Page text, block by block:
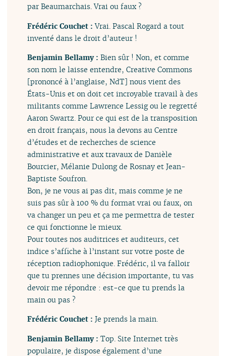
par Beaumarchais. Vrai ou faux ?
Frédéric Couchet :Vrai. Pascal Rogard a tout
inventé dans le droit d’auteur !
Benjamin Bellamy :Bien sûr ! Non, et comme
son nom le laisse entendre, Creative Commons
[prononcé à l’anglaise, NdT] nous vient des
États-Unis et on doit cet incroyable travail à des
militants comme Lawrence Lessig ou le regretté
Aaron Swartz. Pour ce qui est de la transposition
en droit français, nous la devons au Centre
d’études et de recherches de science
administrative et aux travaux de Danièle
Bourcier, Mélanie Dulong de Rosnay et Jean-
Baptiste Soufron.
Bon, je ne vous ai pas dit, mais comme je ne
suis pas sûr à 100 % du format vrai ou faux, on
va changer un peu et ça me permettra de tester
ce qui fonctionne le mieux.
Pour toutes nos auditrices et auditeurs, cet
indice s’affiche à l’instant sur votre poste de
réception radiophonique. Frédéric, il va falloir
que tu prennes une décision importante, tu vas
devoir me répondre : est-ce que tu prends la
main ou pas ?
Frédéric Couchet :Je prends la main.
Benjamin Bellamy :Top. Site Internet très
populaire, je dispose également d’une